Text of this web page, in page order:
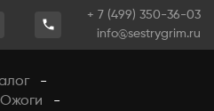
+ 7 (499) 350-36-03
info@sestrygrim.ru
-
Ожоги
-